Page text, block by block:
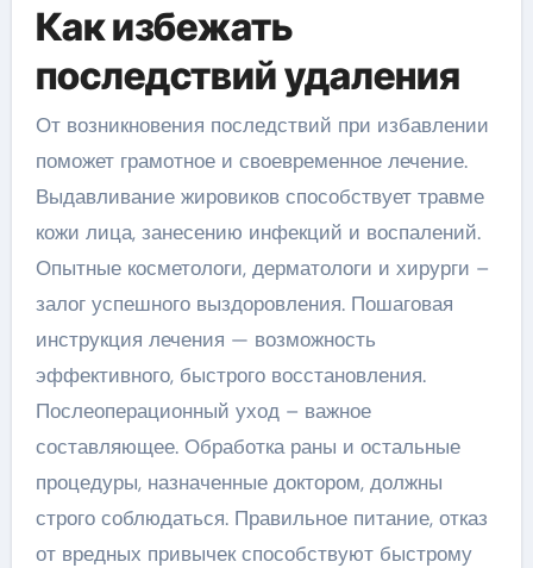
Как избежать
последствий удаления
От возникновения последствий при избавлении
поможет грамотное и своевременное лечение.
Выдавливание жировиков способствует травме
кожи лица, занесению инфекций и воспалений.
Опытные косметологи, дерматологи и хирурги –
залог успешного выздоровления. Пошаговая
инструкция лечения — возможность
эффективного, быстрого восстановления.
Послеоперационный уход – важное
составляющее. Обработка раны и остальные
процедуры, назначенные доктором, должны
строго соблюдаться. Правильное питание, отказ
от вредных привычек способствуют быстрому